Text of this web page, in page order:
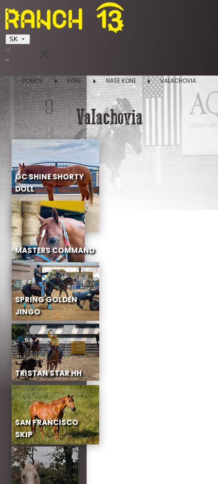
SK
CS
EN
DOMOV KONE NAŠE KONE VALACHOVIA
Valachovia
GC SHINE SHORTY
DOLL
MASTERS COMMAND
SPRING GOLDEN
JINGO
TRISTAN STAR HH
SAN FRANCISCO
SKIP